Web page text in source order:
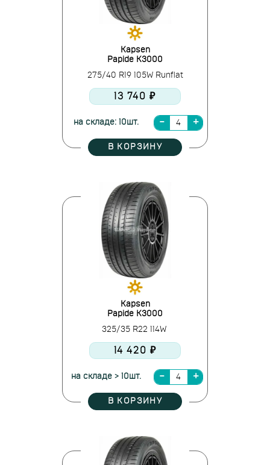
Kapsen
Papide K3000
275/40 R19 105W Runflat
13 740 ₽
на складе: 10шт.
В КОРЗИНУ
Kapsen
Papide K3000
325/35 R22 114W
14 420 ₽
на складе > 10шт.
В КОРЗИНУ